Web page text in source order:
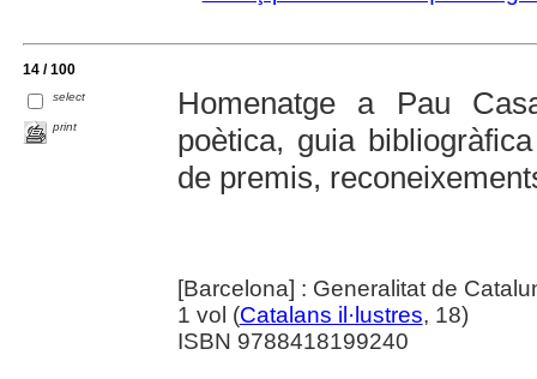
14 / 100
select
print
Homenatge a Pau
poètica, guia
de premis,
[Barcelona] : Generalitat de
1 vol (Catalans il·lustres, 18)
ISBN 9788418199240